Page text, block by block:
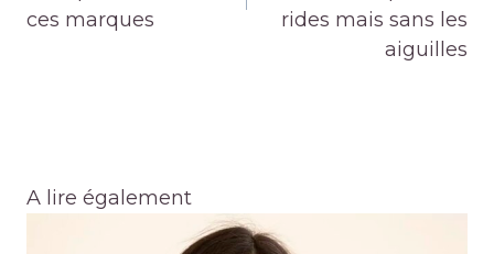
ces marques
rides mais sans les
aiguilles
A lire également